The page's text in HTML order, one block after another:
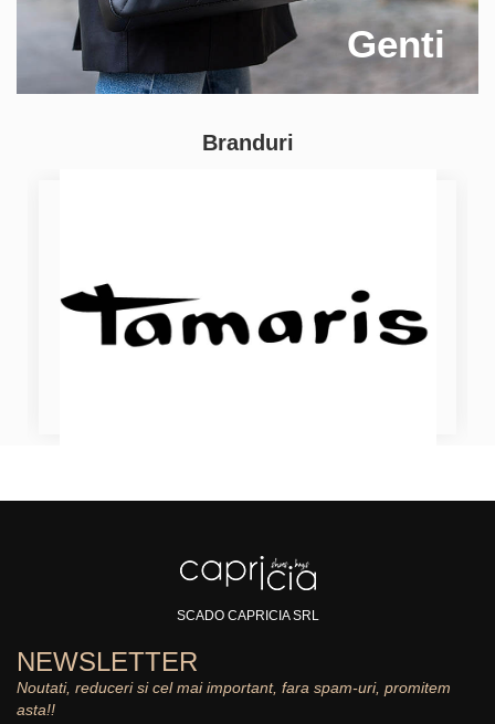
Genti
Branduri
SCADO CAPRICIA SRL
NEWSLETTER
Noutati, reduceri si cel mai important, fara spam-uri, promitem
asta!!